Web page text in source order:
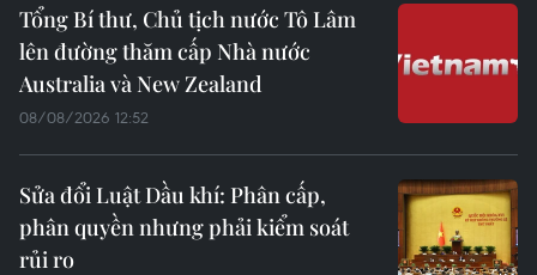
Tổng Bí thư, Chủ tịch nước Tô Lâm
lên đường thăm cấp Nhà nước
Australia và New Zealand
08/08/2026 12:52
Sửa đổi Luật Dầu khí: Phân cấp,
phân quyền nhưng phải kiểm soát
rủi ro